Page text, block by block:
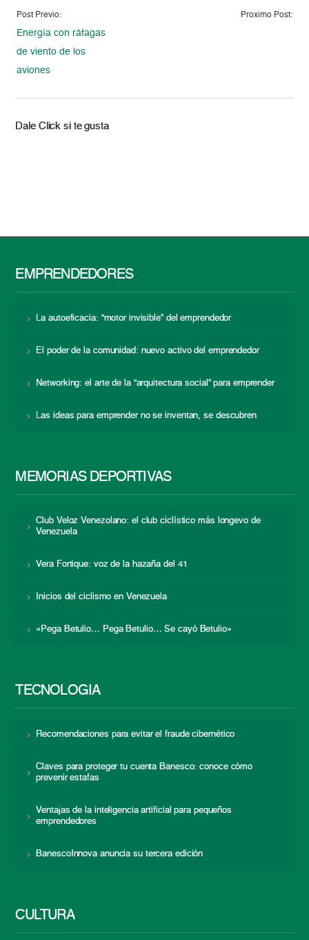
Post Previo:
Energía con ráfagas
de viento de los
aviones
Proximo Post:
Dale Click si te gusta
EMPRENDEDORES
La autoeficacia: “motor invisible” del emprendedor
El poder de la comunidad: nuevo activo del emprendedor
Networking: el arte de la “arquitectura social” para emprender
Las ideas para emprender no se inventan, se descubren
MEMORIAS DEPORTIVAS
Club Veloz Venezolano: el club ciclístico más longevo de
Venezuela
Vera Fortique: voz de la hazaña del 41
Inicios del ciclismo en Venezuela
«Pega Betulio… Pega Betulio… Se cayó Betulio»
TECNOLOGÍA
Recomendaciones para evitar el fraude cibernético
Claves para proteger tu cuenta Banesco: conoce cómo
prevenir estafas
Ventajas de la inteligencia artificial para pequeños
emprendedores
BanescoInnova anuncia su tercera edición
CULTURA